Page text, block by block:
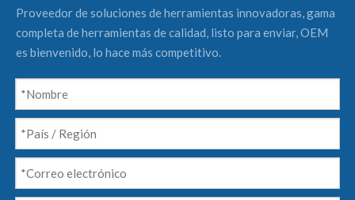
Proveedor de soluciones de herramientas innovadoras, gama
completa de herramientas de calidad, listo para enviar, OEM
es bienvenido, lo hace más competitivo.